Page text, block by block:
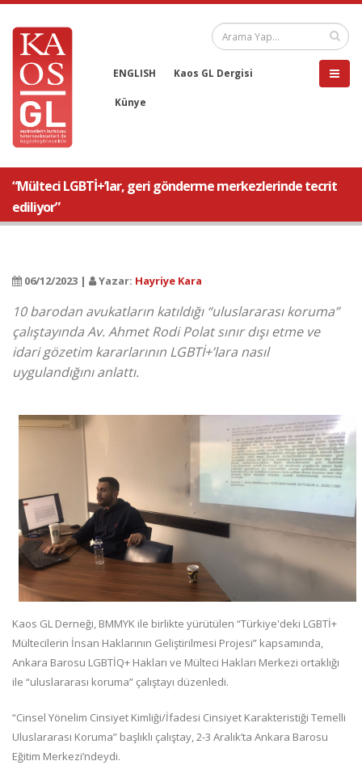
ENGLISH Kaos GL Dergisi
Künye
“Mülteci LGBTİ+’lar, geri gönderme merkezlerinde tecrit
ediliyor”
06/12/2023 | Yazar: Hayriye Kara
10 barodan avukatların katıldığı “uluslararası koruma”
çalıştayında Av. Ahmet Rodi Polat sınır dışı etme ve
idari gözetim kararlarının LGBTİ+’lara nasıl
uygulandığını anlattı.
Kaos GL Derneği, BMMYK ile birlikte yürütülen “Türkiye'deki LGBTİ+
Mültecilerin İnsan Haklarının Geliştirilmesi Projesi” kapsamında,
Ankara Barosu LGBTİQ+ Hakları ve Mülteci Hakları Merkezi ortaklığı
ile “uluslararası koruma” çalıştayı düzenledi.
“Cinsel Yönelim Cinsiyet Kimliği/İfadesi Cinsiyet Karakteristiği Temelli
Uluslararası Koruma” başlıklı çalıştay, 2-3 Aralık’ta Ankara Barosu
Eğitim Merkezi’ndeydi.